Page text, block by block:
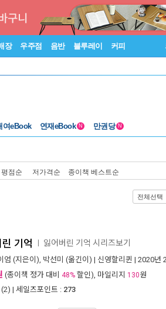
장 우주점 음반 블루레이 커피
여eBook 연재eBook N 만권당 N
평점순 저가격순 종이책 베스트순
전체선택
기억 잃어버린 기억 시리즈보기
엄 (지은이), 박선미 (옮긴이) | 신영할리퀸 | 2020년
(종이책 정가 대비 48% 할인), 마일리지 130원
(2) | 세일즈포인트 : 273